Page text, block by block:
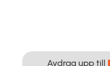
Avdrag upp till